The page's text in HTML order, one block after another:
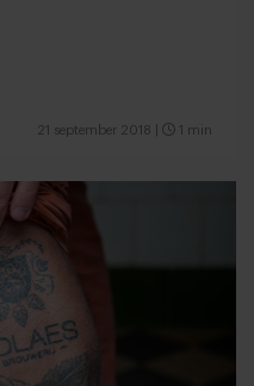
21 september 2018 1 min